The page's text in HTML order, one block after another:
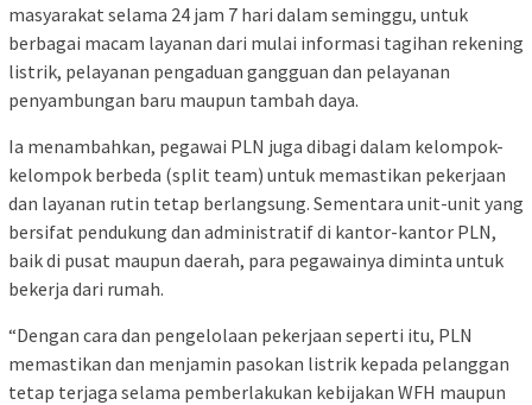
masyarakat selama 24 jam 7 hari dalam seminggu, untuk
berbagai macam layanan dari mulai informasi tagihan rekening
listrik, pelayanan pengaduan gangguan dan pelayanan
penyambungan baru maupun tambah daya.
Ia menambahkan, pegawai PLN juga dibagi dalam kelompok-
kelompok berbeda (split team) untuk memastikan pekerjaan
dan layanan rutin tetap berlangsung. Sementara unit-unit yang
bersifat pendukung dan administratif di kantor-kantor PLN,
baik di pusat maupun daerah, para pegawainya diminta untuk
bekerja dari rumah.
“Dengan cara dan pengelolaan pekerjaan seperti itu, PLN
memastikan dan menjamin pasokan listrik kepada pelanggan
tetap terjaga selama pemberlakukan kebijakan WFH maupun